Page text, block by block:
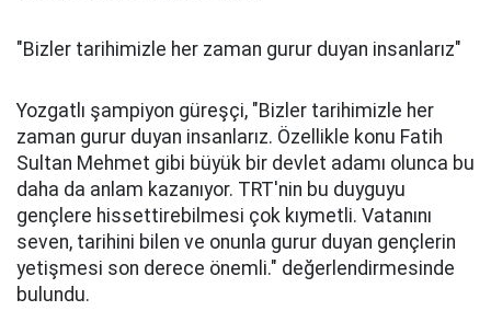
"Bizler tarihimizle her zaman gurur duyan insanlarız"
Yozgatlı şampiyon güreşçi, "Bizler tarihimizle her
zaman gurur duyan insanlarız. Özellikle konu Fatih
Sultan Mehmet gibi büyük bir devlet adamı olunca bu
daha da anlam kazanıyor. TRT'nin bu duyguyu
gençlere hissettirebilmesi çok kıymetli. Vatanını
seven, tarihini bilen ve onunla gurur duyan gençlerin
yetişmesi son derece önemli." değerlendirmesinde
bulundu.